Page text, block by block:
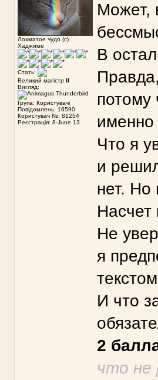
Лохматое чудо (с)
Хаджиме
Стать:
Великий магістр II
Вигляд:
Група: Користувачі
Повідомлень: 16590
Користувач №: 81254
Реєстрація: 8-June 13
Может,
В
именно
Что я
и
нет. Но
Насчет
Не
я
И что
2
что не